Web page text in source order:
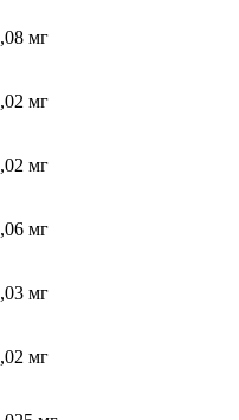
мг
мг
мг
мг
мг
мг